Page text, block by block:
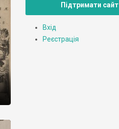
Підтримати сайт
Вхід
Реєстрація